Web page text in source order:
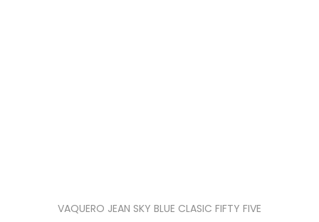
VAQUERO JEAN SKY BLUE CLASIC FIFTY FIVE